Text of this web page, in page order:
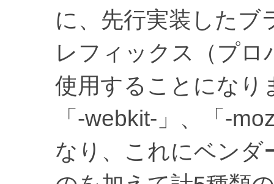
に、先行実装したブ
レフィックス（プロ
使用することになり
「-webkit-」、「-
なり、これにベンダ